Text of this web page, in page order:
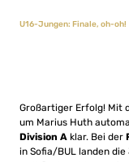
U16-Jungen: Finale, oh-oh!
Großartiger Erfolg! Mit
um Marius Huth
Division A klar. Bei der
in Sofia/BUL landen